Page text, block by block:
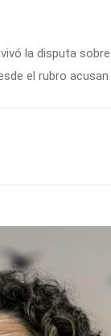
la disputa
el rubro